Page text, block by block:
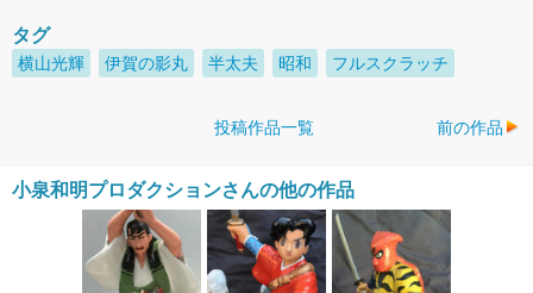
タグ
横山光輝 伊賀の影丸 半太夫 昭和 フルスクラッチ
投稿作品一覧 前の作品
小泉和明プロダクションさんの他の作品